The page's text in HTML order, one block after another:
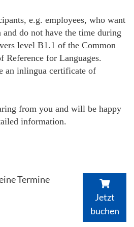
e.g. employees, who want
do not have the time during
level B1.1 of the Common
Reference for Languages.
an inlingua certificate of
from you and will be happy
information.
Termine
Jetzt
buchen